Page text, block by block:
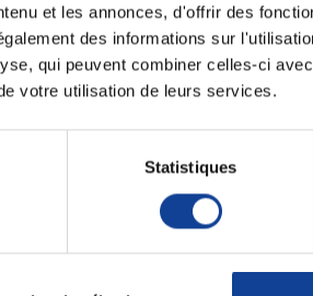
et les annonces, d'offrir des
des informations sur
qui peuvent combiner celles-ci
votre utilisation de leurs services.
Statistiques
Outdoor